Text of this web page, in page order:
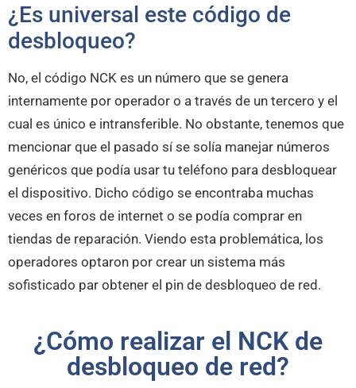
¿Es universal este código de
desbloqueo?
No, el código NCK es un número que se genera
internamente por operador o a través de un tercero y el
cual es único e intransferible. No obstante, tenemos que
mencionar que el pasado sí se solía manejar números
genéricos que podía usar tu teléfono para desbloquear
el dispositivo. Dicho código se encontraba muchas
veces en foros de internet o se podía comprar en
tiendas de reparación. Viendo esta problemática, los
operadores optaron por crear un sistema más
sofisticado par obtener el pin de desbloqueo de red.
¿Cómo realizar el NCK de
desbloqueo de red?